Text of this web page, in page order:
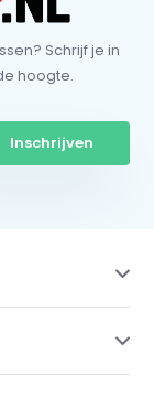
Schrijf je in
hoogte.
Inschrijven